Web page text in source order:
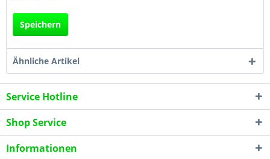
Speichern
Ähnliche Artikel
Service Hotline
Shop Service
Informationen